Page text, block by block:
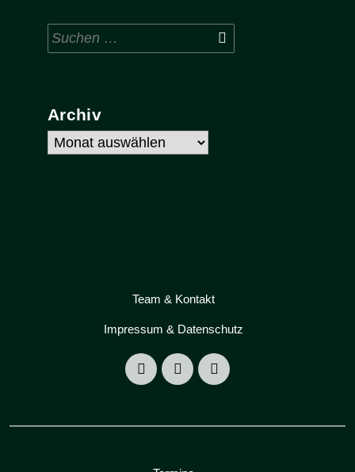
Suchen
nach:
Archiv
Archiv
Team & Kontakt
Impressum & Datenschutz